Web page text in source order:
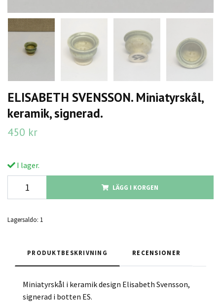
ELISABETH SVENSSON. Miniatyrskål,
keramik, signerad.
450 kr
I lager.
LÄGG I KORGEN
Lagersaldo: 1
PRODUKTBESKRIVNING RECENSIONER
Miniatyrskål i keramik design Elisabeth Svensson,
signerad i botten ES.